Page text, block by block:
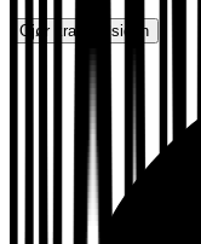
Gjør krav på siden